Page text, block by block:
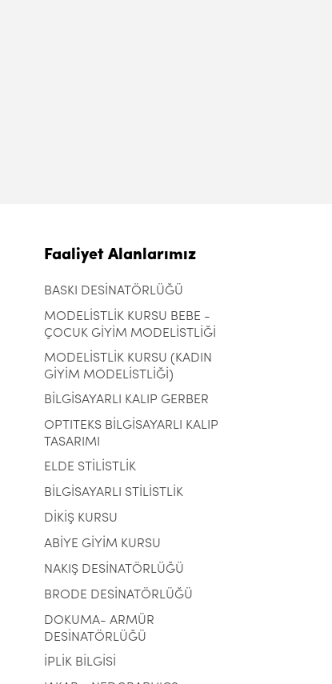
Faaliyet Alanlarımız
BASKI DESİNATÖRLÜĞÜ
MODELİSTLİK KURSU BEBE -
ÇOCUK GİYİM MODELİSTLİĞİ
MODELİSTLİK KURSU (KADIN
GİYİM MODELİSTLİĞİ)
BİLGİSAYARLI KALIP GERBER
OPTITEKS BİLGİSAYARLI KALIP
TASARIMI
ELDE STİLİSTLİK
BİLGİSAYARLI STİLİSTLİK
DİKİŞ KURSU
ABİYE GİYİM KURSU
NAKIŞ DESİNATÖRLÜĞÜ
BRODE DESİNATÖRLÜĞÜ
DOKUMA- ARMÜR
DESİNATÖRLÜĞÜ
İPLİK BİLGİSİ